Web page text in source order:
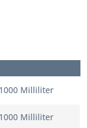
Milliliter
Milliliter